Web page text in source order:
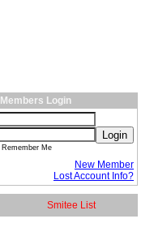
Members Login
Login
Remember Me
New Member
Lost Account Info?
Smitee List